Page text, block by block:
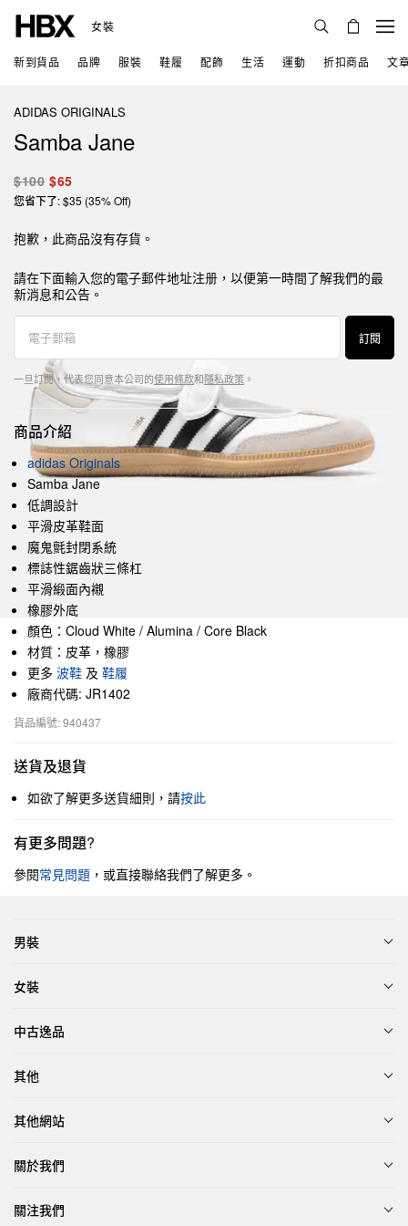
女裝
新到貨品 品牌 服裝 鞋履 配飾 生活 運動 折扣商品 文
ADIDAS ORIGINALS
Samba Jane
$100 $65
您省下了: $35 (35% Off)
抱歉，此商品沒有存貨。
請在下面輸入您的電子郵件地址注册，以便第一時間了解我們的最
新消息和公告。
訂閱
一旦訂閱，代表您同意本公司的使用條款和隱私政策 。
商品介紹
adidas Originals
Samba Jane
低調設計
平滑皮革鞋面
魔鬼氈封閉系統
標誌性鋸齒狀三條杠
平滑緞面內襯
橡膠外底
顏色：Cloud White / Alumina / Core Black
材質：皮革，橡膠
更多 波鞋 及 鞋履
廠商代碼: JR1402
貨品編號: 940437
送貨及退貨
如欲了解更多送貨細則，請按此
有更多問題?
參閱常見問題 ，或直接聯絡我們了解更多。
男裝
女裝
中古逸品
其他
其他網站
關於我們
關注我們